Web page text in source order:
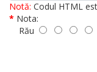
Notă: Codul HTML
Nota:
Rău